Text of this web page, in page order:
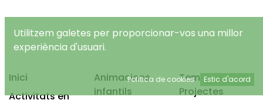
Inici
Activitats en
Animacions
infantils
Temps Lliure
Projectes
Utilitzem galetes per proporcionar-vos una millor
experiència d'usuari.
Política de cookies Estic d'acord